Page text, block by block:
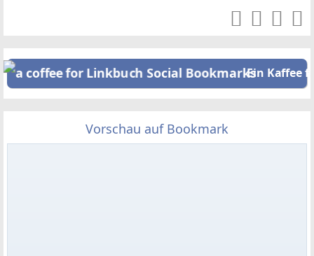
Ein Kaffee
Vorschau auf Bookmark